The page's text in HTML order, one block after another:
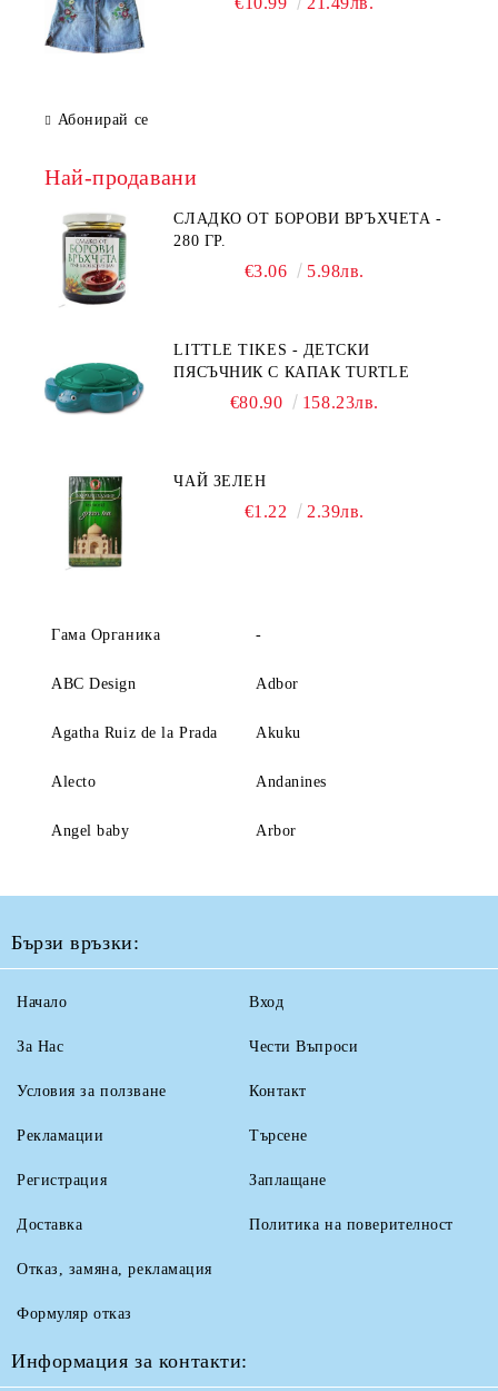
Абонирай се
Най-продавани
СЛАДКО ОТ БОРОВИ ВРЪХЧЕТА -
280 ГР.
€3.06 5.98лв.
LITTLE TIKES - ДЕТСКИ
ПЯСЪЧНИК С КАПАК TURTLE
€80.90 158.23лв.
ЧАЙ ЗЕЛЕН
€1.22 2.39лв.
Гама Органика -
ABC Design Adbor
Agatha Ruiz de la Prada Akuku
Alecto Andanines
Angel baby Arbor
Бързи връзки:
Начало
За Нас
Условия за ползване
Рекламации
Вход
Чести Въпроси
Контакт
Търсене
Регистрация
Доставка
Отказ, замяна, рекламация
Формуляр отказ
Заплащане
Политика на поверителност
Информация за контакти: